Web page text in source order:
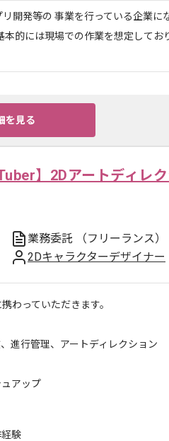
開発等の 事業を行っている企業に
的には現場での作業を想定してお
を見る
】2Dアートディレ
業務委託
（フリーランス）
2Dキャラクターデザイナー
わっていただきます。
進行管理、アートディレクション
アップ
験